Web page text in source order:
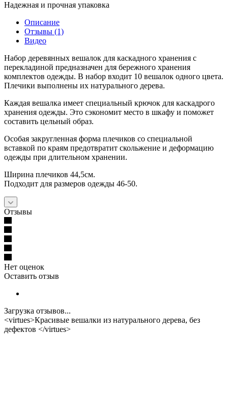
Надежная и прочная упаковка
Описание
Отзывы (1)
Видео
Набор деревянных вешалок для каскадного хранения с
перекладиной предназначен для бережного хранения
комплектов одежды. В набор входит 10 вешалок одного цвета.
Плечики выполнены их натурального дерева.
Каждая вешалка имеет специальный крючок для каскадрого
хранения одежды. Это сэкономит место в шкафу и поможет
составить цельный образ.
Особая закругленная форма плечиков со специальной
вставкой по краям предотвратит скольжение и деформацию
одежды при длительном хранении.
Ширина плечиков 44,5см.
Подходит для размеров одежды 46-50.
Отзывы
Нет оценок
Оставить отзыв
Загрузка отзывов...
<virtues>Красивые вешалки из натурального дерева, без
дефектов </virtues>